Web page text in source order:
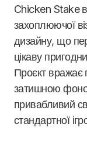
Chicken Stake
захоплюючої
дизайну, що
цікаву
Проєкт вражає
затишною
привабливий
стандартної